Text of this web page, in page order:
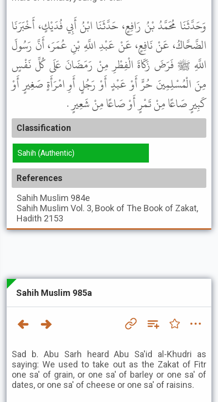
وَحَدَّثَنَا مُحَمَّدُ بْنُ رَافِعٍ، حَدَّثَنَا ابْنُ أَبِي فُدَيْكٍ، أَخْبَرَنَا
الضَّحَّاكُ، عَنْ نَافِعٍ، عَنْ عَبْدِ اللَّهِ بْنِ عُمَرَ، أَنَّ رَسُولَ
اللَّهِ ﷺ فَرَضَ زَكَاةَ الْفِطْرِ مِنْ رَمَضَانَ عَلَى كُلِّ نَفْسٍ
مِنَ الْمُسْلِمِينَ حُرٍّ أَوْ عَبْدٍ أَوْ رَجُلٍ أَوِ امْرَأَةٍ صَغِيرٍ أَوْ
كَبِيرٍ صَاعًا مِنْ تَمْرٍ أَوْ صَاعًا مِنْ شَعِيرٍ .
Classification
Sahih (Authentic)
References
Sahih Muslim 984e
Sahih Muslim Vol. 3, Book of The Book of Zakat,
Hadith 2153
Sahih Muslim 985a
Sad b. Abu Sarh heard Abu Sa'id al-Khudri as
saying: We used to take out as the Zakat of Fitr
one sa' of grain, or one sa' of barley or one sa' of
dates, or one sa' of cheese or one sa' of raisins.